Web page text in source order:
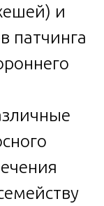
и
патчинга